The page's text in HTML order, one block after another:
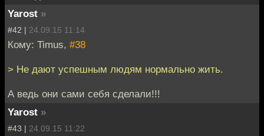
Yarost »
#42 | 24.09.15 11:14
Кому: Timus, #38
> Не дают успешным людям нормально жить.
А ведь они сами себя сделали!!!
Yarost »
#43 | 24.09.15 11:22